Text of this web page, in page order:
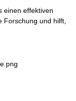
einen effektiven
Forschung und hilft,